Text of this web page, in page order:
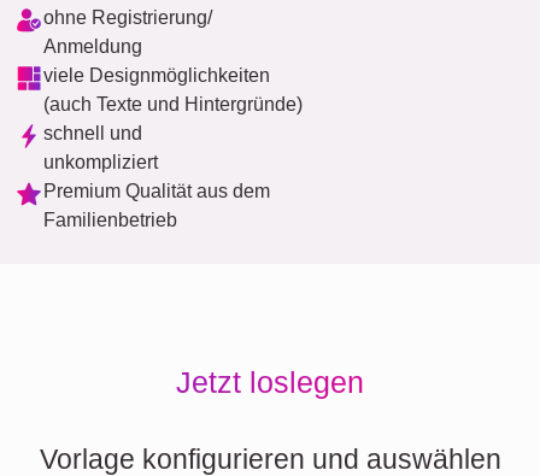
ohne Registrierung/
Anmeldung
viele Designmöglichkeiten
(auch Texte und Hintergründe)
schnell und
unkompliziert
Premium Qualität aus dem
Familienbetrieb
Jetzt loslegen
Vorlage konfigurieren und auswählen